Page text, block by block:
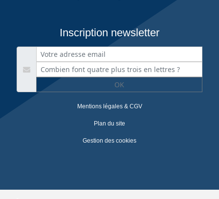
Inscription newsletter
OK
Mentions légales & CGV
Plan du site
Gestion des cookies